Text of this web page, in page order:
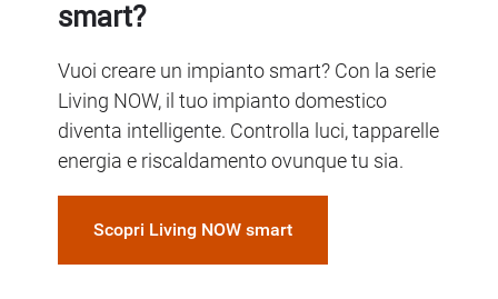
smart?
Vuoi creare un impianto smart? Con la serie
Living NOW, il tuo impianto domestico
diventa intelligente. Controlla luci, tapparelle
energia e riscaldamento ovunque tu sia.
Scopri Living NOW smart